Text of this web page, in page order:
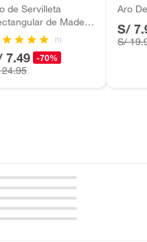
de Servilleta
de Madera
Acacia
(1)
7.49 -70%
Aro
S/
S/